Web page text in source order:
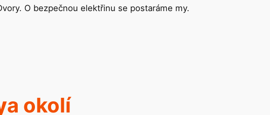
O bezpečnou elektřinu se postaráme my.
a okolí